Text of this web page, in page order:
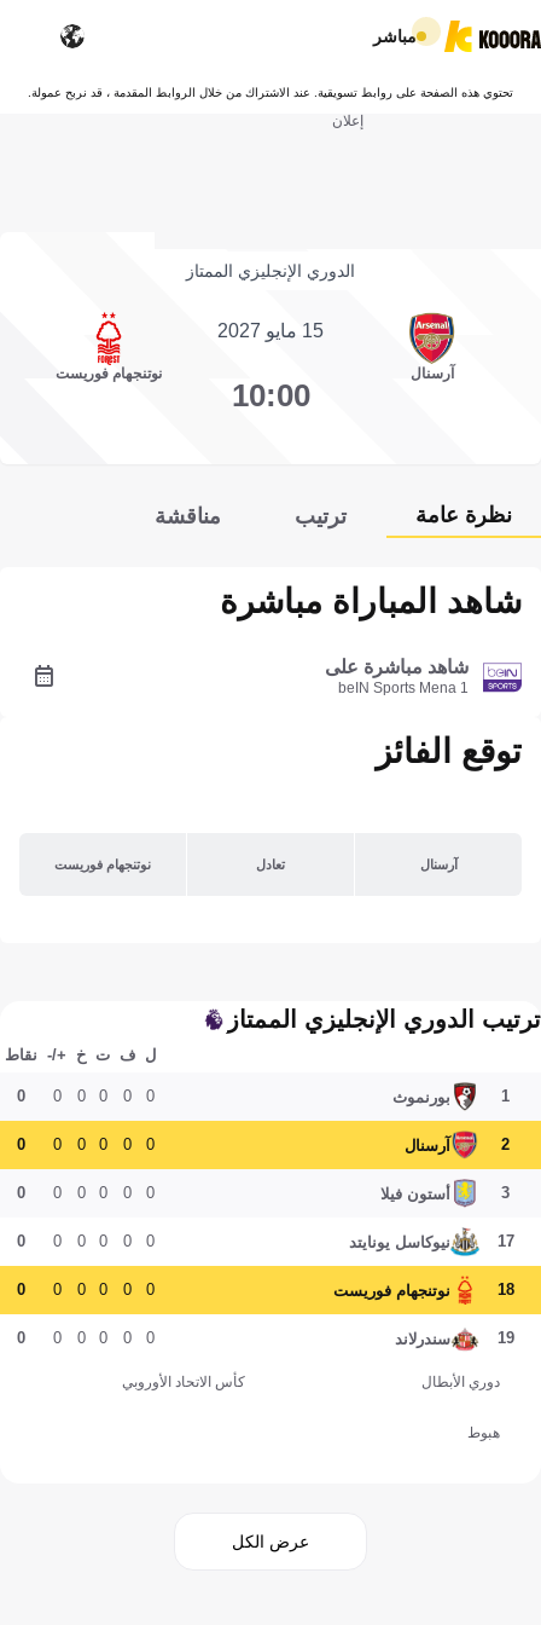
مباشر
تحتوي هذه الصفحة على روابط تسويقية. عند الاشتراك من خلال الروابط المقدمة ، قد نربح عمولة.
إعلان
الدوري الإنجليزي الممتاز
آرسنال
15 مايو 2027
10:00
نوتنجهام فوريست
نظرة عامة ترتيب مناقشة
شاهد المباراة مباشرة
شاهد مباشرة على
beIN Sports Mena 1
توقع الفائز
آرسنال تعادل نوتنجهام فوريست
ترتيب الدوري الإنجليزي الممتاز
ل ف ت خ +/- نقاط
1 بورنموث 0
0
0
0
0
0
2 آرسنال 0
0
0
0
0
0
3 أستون فيلا 0
0
0
0
0
0
17 نيوكاسل يونايتد 0
0
0
0
0
0
18 نوتنجهام فوريست 0
0
0
0
0
0
19 سندرلاند 0
0
0
0
0
0
دوري الأبطال كأس الاتحاد الأوروبي
هبوط
عرض الكل